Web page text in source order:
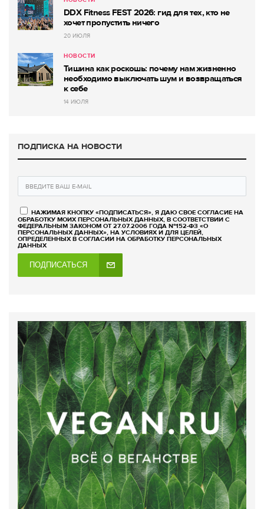
DDX Fitness FEST 2026: гид для тех, кто не
хочет пропустить ничего
20 ИЮЛЯ
НОВОСТИ
Тишина как роскошь: почему нам жизненно
необходимо выключать шум и возвращаться
к себе
14 ИЮЛЯ
ПОДПИСКА НА НОВОСТИ
НАЖИМАЯ КНОПКУ «ПОДПИСАТЬСЯ», Я ДАЮ СВОЕ СОГЛАСИЕ НА
ОБРАБОТКУ МОИХ ПЕРСОНАЛЬНЫХ ДАННЫХ, В СООТВЕТСТВИИ С
ФЕДЕРАЛЬНЫМ ЗАКОНОМ ОТ 27.07.2006 ГОДА №152-ФЗ «О
ПЕРСОНАЛЬНЫХ ДАННЫХ», НА УСЛОВИЯХ И ДЛЯ ЦЕЛЕЙ,
ОПРЕДЕЛЕННЫХ В СОГЛАСИИ НА ОБРАБОТКУ ПЕРСОНАЛЬНЫХ
ДАННЫХ
ПОДПИСАТЬСЯ